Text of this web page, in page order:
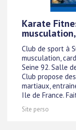
Karate
Club de sport à
musculation,
Seine 92. Salle
Club propose
martiaux,
Ile de France.
Site perso